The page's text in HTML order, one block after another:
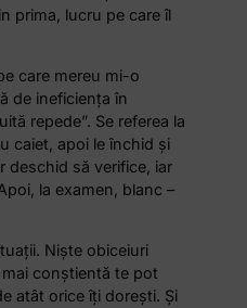
prima, lucru pe care îl
care mereu mi-o
de ineficiența în
repede”. Se referea la
caiet, apoi le închid şi
deschid să verifice, iar
la examen, blanc –
Nişte obiceiuri
conştientă te pot
atât orice îţi doreşti. Şi